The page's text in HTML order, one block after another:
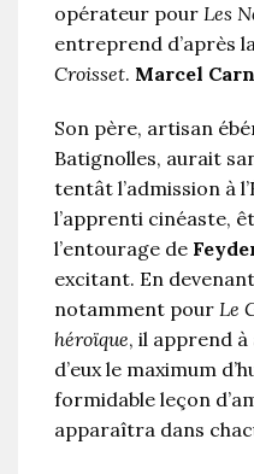
opérateur pour Les
entreprend d’après
Croisset. Marcel
Son père, artisan
Batignolles, aurait
tentât l’admission à
l’apprenti cinéaste,
l’entourage de
excitant. En
notamment pour Le
héroïque, il apprend
d’eux le maximum
formidable leçon
apparaîtra dans